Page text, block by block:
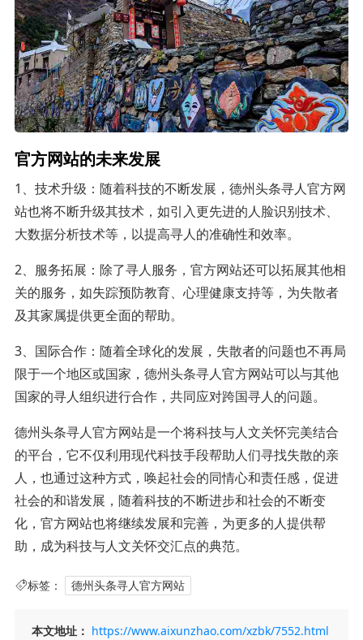
官方网站的未来发展
1、技术升级：随着科技的不断发展，德州头条寻人官方网
站也将不断升级其技术，如引入更先进的人脸识别技术、
大数据分析技术等，以提高寻人的准确性和效率。
2、服务拓展：除了寻人服务，官方网站还可以拓展其他相
关的服务，如失踪预防教育、心理健康支持等，为失散者
及其家属提供更全面的帮助。
3、国际合作：随着全球化的发展，失散者的问题也不再局
限于一个地区或国家，德州头条寻人官方网站可以与其他
国家的寻人组织进行合作，共同应对跨国寻人的问题。
德州头条寻人官方网站是一个将科技与人文关怀完美结合
的平台，它不仅利用现代科技手段帮助人们寻找失散的亲
人，也通过这种方式，唤起社会的同情心和责任感，促进
社会的和谐发展，随着科技的不断进步和社会的不断变
化，官方网站也将继续发展和完善，为更多的人提供帮
助，成为科技与人文关怀交汇点的典范。
标签： 德州头条寻人官方网站
本文地址： https://www.aixunzhao.com/xzbk/7552.html